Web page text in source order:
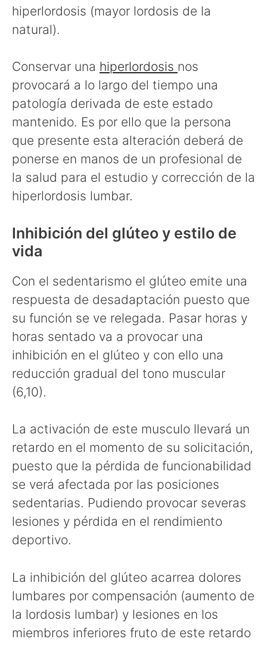
hiperlordosis (mayor lordosis de la
natural).
Conservar una hiperlordosis nos
provocará a lo largo del tiempo una
patología derivada de este estado
mantenido. Es por ello que la persona
que presente esta alteración deberá de
ponerse en manos de un profesional de
la salud para el estudio y corrección de la
hiperlordosis lumbar.
Inhibición del glúteo y estilo de
vida
Con el sedentarismo el glúteo emite una
respuesta de desadaptación puesto que
su función se ve relegada. Pasar horas y
horas sentado va a provocar una
inhibición en el glúteo y con ello una
reducción gradual del tono muscular
(6,10).
La activación de este musculo llevará un
retardo en el momento de su solicitación,
puesto que la pérdida de funcionabilidad
se verá afectada por las posiciones
sedentarias. Pudiendo provocar severas
lesiones y pérdida en el rendimiento
deportivo.
La inhibición del glúteo acarrea dolores
lumbares por compensación (aumento de
la lordosis lumbar) y lesiones en los
miembros inferiores fruto de este retardo